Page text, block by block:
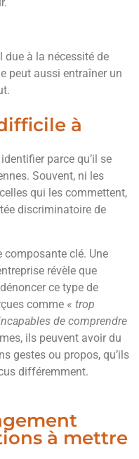
à la nécessité de
peut aussi entraîner un
à
parce qu’il se
Souvent, ni les
qui les commettent,
discriminatoire de
clé. Une
révèle que
ce type de
comme « trop
de comprendre
ils peuvent avoir du
gestes ou propos, qu’ils
différemment.
à mettre